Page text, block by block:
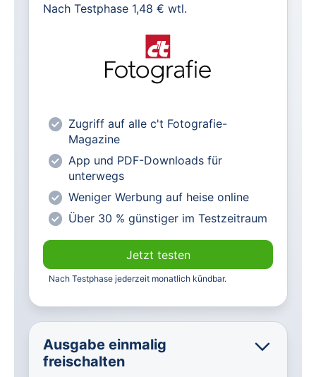
Alle heise-Magazine im Browser und
Alle exklusiven heise+ Artikel frei
lesen
Vorteilspreis für Magazin-
Abonnenten
Nach Testphase 1,48 € wtl.
Zugriff auf alle c't Fotografie-
Magazine
App und PDF-Downloads für
unterwegs
Weniger Werbung auf heise online
Über 30 % günstiger im Testzeitraum
Jetzt testen
Nach Testphase jederzeit monatlich kündbar.
Ausgabe einmalig
freischalten